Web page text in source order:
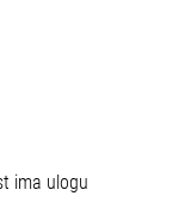
ima ulogu